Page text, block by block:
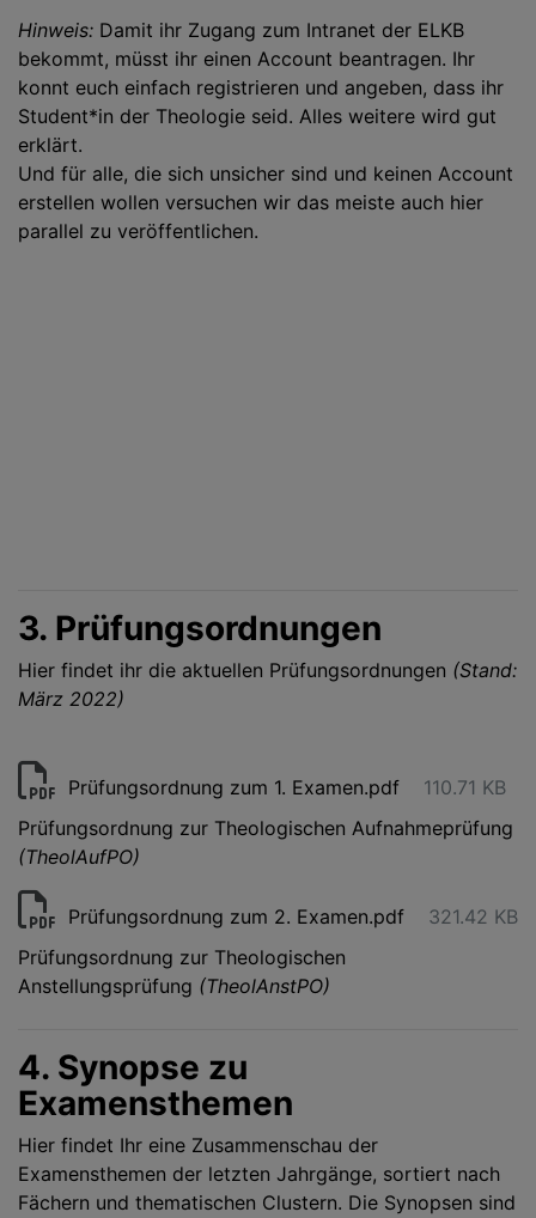
Hinweis: Damit ihr Zugang zum Intranet der ELKB
bekommt, müsst ihr einen Account beantragen. Ihr
konnt euch einfach registrieren und angeben, dass ihr
Student*in der Theologie seid. Alles weitere wird gut
erklärt.
Und für alle, die sich unsicher sind und keinen Account
erstellen wollen versuchen wir das meiste auch hier
parallel zu veröffentlichen.
3. Prüfungsordnungen
Hier findet ihr die aktuellen Prüfungsordnungen (Stand:
März 2022)
Prüfungsordnung zum 1. Examen.pdf
110.71 KB
Prüfungsordnung zur Theologischen Aufnahmeprüfung
(TheolAufPO)
Prüfungsordnung zum 2. Examen.pdf
321.42 KB
Prüfungsordnung zur Theologischen
Anstellungsprüfung (TheolAnstPO)
4. Synopse zu
Examensthemen
Hier findet Ihr eine Zusammenschau der
Examensthemen der letzten Jahrgänge, sortiert nach
Fächern und thematischen Clustern. Die Synopsen sind